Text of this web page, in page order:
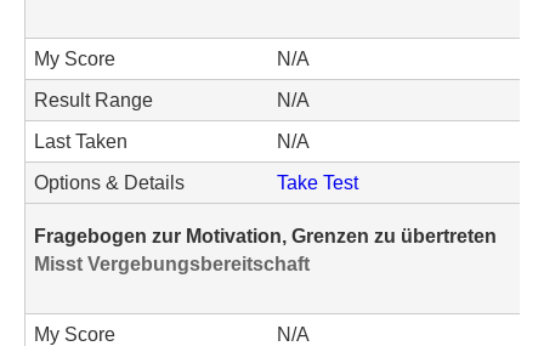
My Score
N/A
Result Range
N/A
Last Taken
N/A
Options & Details
Take Test
Fragebogen zur Motivation, Grenzen zu übertreten
Misst Vergebungsbereitschaft
My Score
N/A